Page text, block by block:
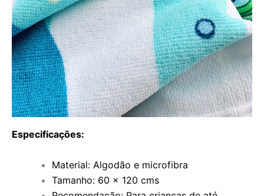
Especificações:
Material: Algodão e microfibra
Tamanho: 60 x 120 cms